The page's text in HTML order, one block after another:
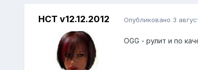
HCT v12.12.2012 Опубликовано 3
OGG - рулит и по